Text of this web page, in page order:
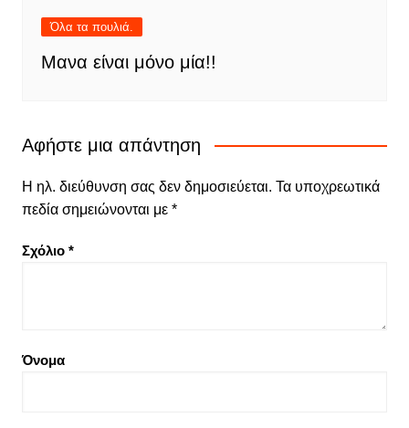
Όλα τα πουλιά.
Μανα είναι μόνο μία!!
Αφήστε μια απάντηση
Η ηλ. διεύθυνση σας δεν δημοσιεύεται. Τα υποχρεωτικά
πεδία σημειώνονται με *
Σχόλιο *
Όνομα